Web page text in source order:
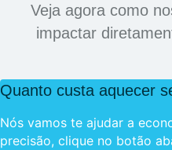
Veja agora como
impactar
Quanto custa aquecer
Nós vamos te ajudar a
precisão, clique no botão